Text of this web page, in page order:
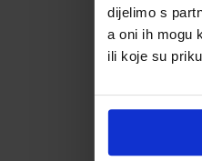
dijelimo s
a oni ih mogu
ili koje su